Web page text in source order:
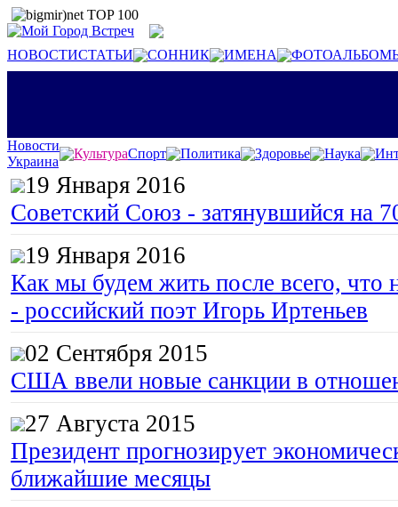
НОВОСТИСТАТЬИ СОННИК ИМЕНА
Новости
Украина
КультураСпорт Политика Здоровье Наука
19 Января 2016
Советский Союз - затянувшийся на
19 Января 2016
Как мы будем жить после всего, что
- российский поэт Игорь Иртеньев
02 Сентября 2015
США ввели новые санкции в
27 Августа 2015
Президент прогнозирует
ближайшие месяцы